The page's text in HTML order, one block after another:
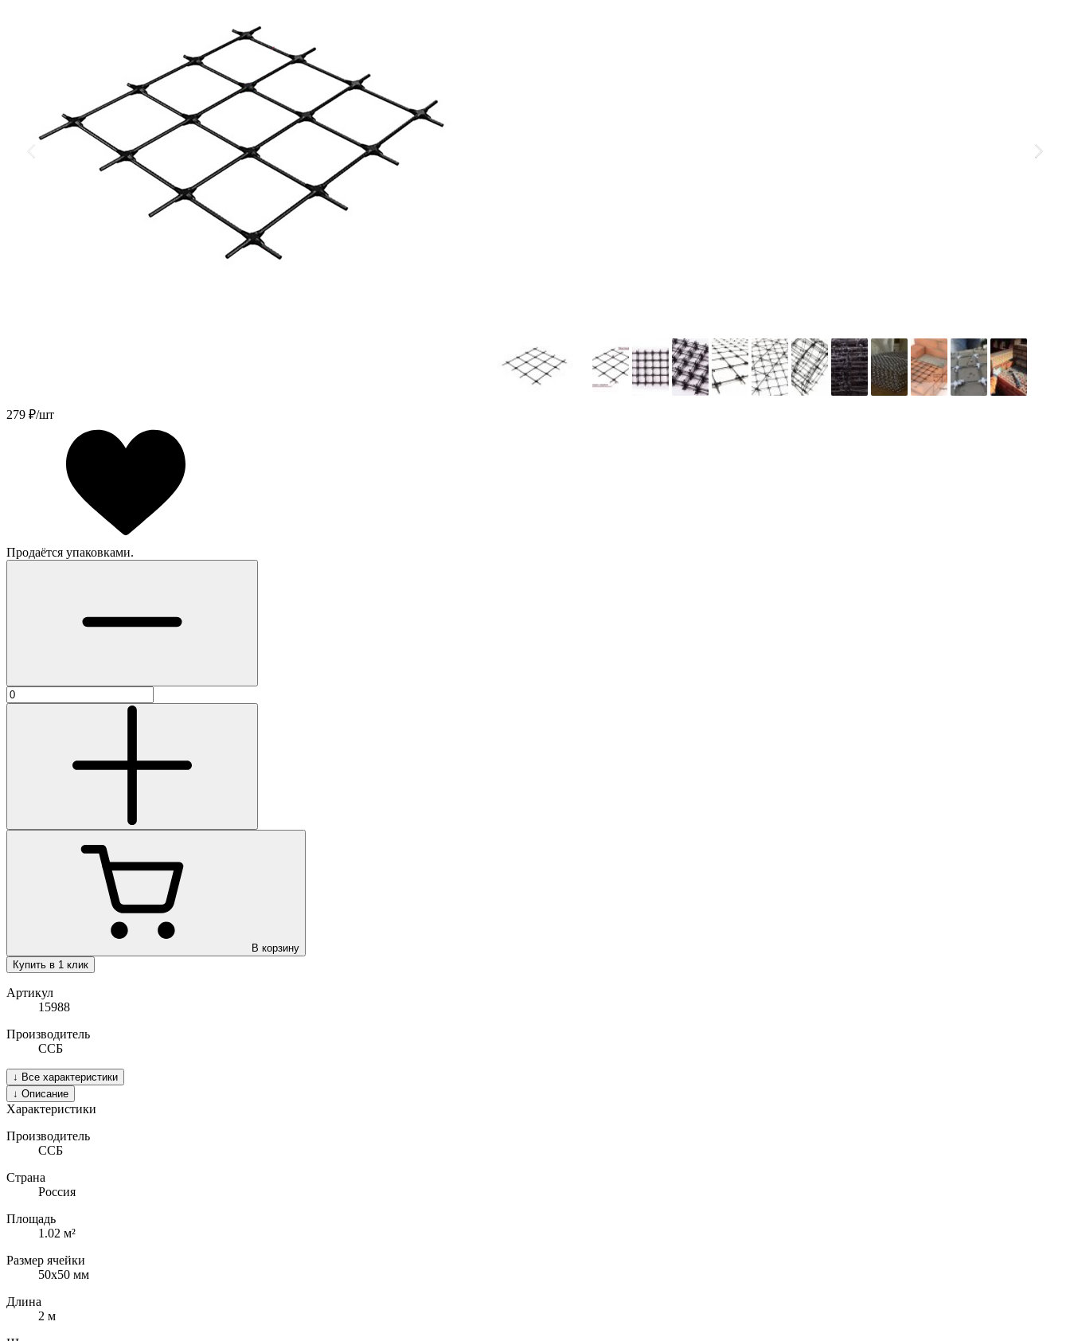
279 ₽/шт
Продаётся упаковками.
В корзину
Купить в 1 клик
Артикул
15988
Производитель
ССБ
↓ Все характеристики
↓ Описание
Характеристики
Производитель
ССБ
Страна
Россия
Площадь
1.02 м²
Размер ячейки
50х50 мм
Длина
2 м